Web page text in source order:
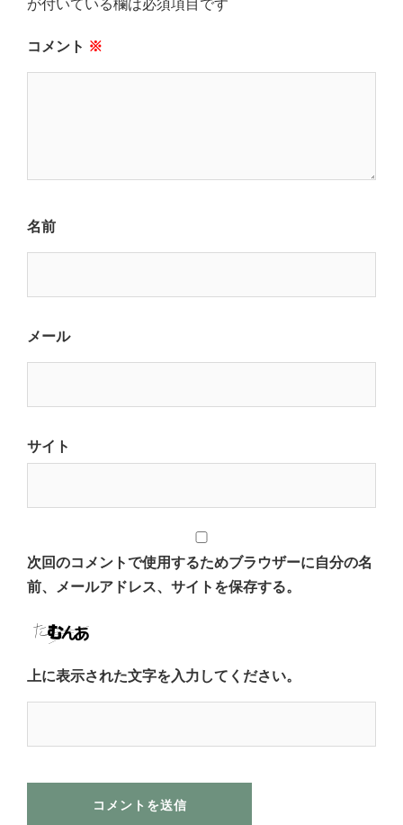
が付いている欄は必須項目です
コメント ※
名前
メール
サイト
次回のコメントで使用するためブラウザーに自分の名
前、メールアドレス、サイトを保存する。
上に表示された文字を入力してください。